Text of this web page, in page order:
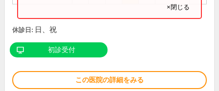
×閉じる
休診日: 日、祝
初診受付
この医院の詳細をみる